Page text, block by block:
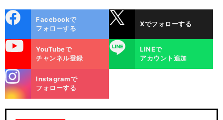
ok
Facebookで
フォローする
Xでフォローする
YouTubeで
チャンネル登録
LINE
LINEで
アカウント追加
m
Instagramで
フォローする